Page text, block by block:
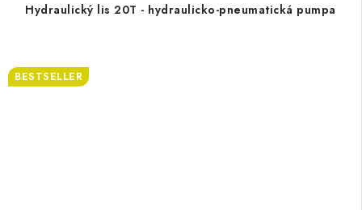
Hydraulický lis 20T - hydraulicko-pneumatická pumpa
BESTSELLER